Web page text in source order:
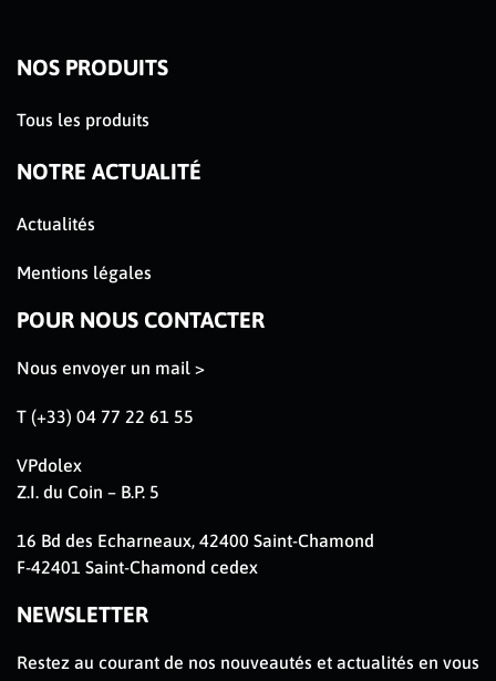
NOS PRODUITS
Tous les produits
NOTRE ACTUALITÉ
Actualités
Mentions légales
POUR NOUS CONTACTER
Nous envoyer un mail >
T (+33) 04 77 22 61 55
VPdolex
Z.I. du Coin – B.P. 5
16 Bd des Echarneaux, 42400 Saint-Chamond
F-42401 Saint-Chamond cedex
NEWSLETTER
Restez au courant de nos nouveautés et actualités en vous